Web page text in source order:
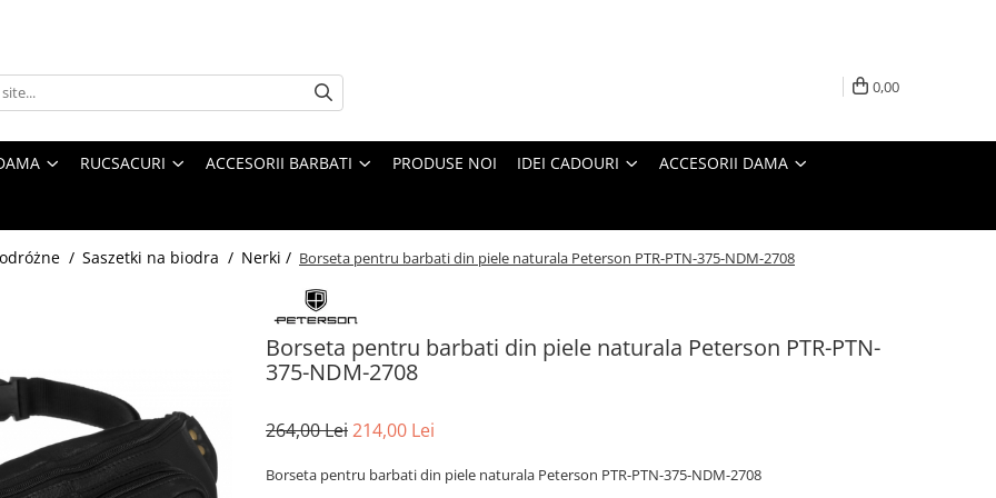
0,00
RUCSACURI ACCESORII BARBATI PRODUSE NOI IDEI CADOURI ACCESORII DAMA
/ Saszetki na biodra / Nerki / Borseta pentru barbati din piele naturala Peterson PTR-PTN-375-NDM-2708
Borseta pentru barbati din piele naturala Peterson PTR-PTN-
375-NDM-2708
264,00 Lei214,00 Lei
Borseta pentru barbati din piele naturala Peterson PTR-PTN-375-NDM-2708